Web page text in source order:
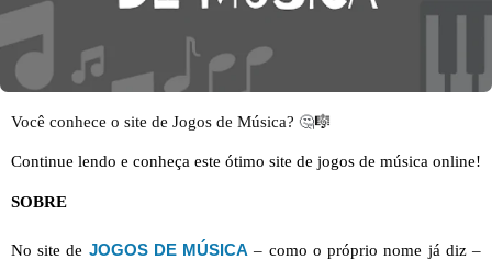
Você conhece o site de Jogos de Música? 🤔🎼
Continue lendo e conheça este ótimo site de jogos de música online!
SOBRE
No site de JOGOS DE MÚSICA – como o próprio nome já diz –